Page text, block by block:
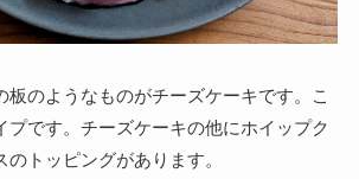
板のようなものがチーズケーキです。こ
プです。チーズケーキの他にホイップク
のトッピングがあります。